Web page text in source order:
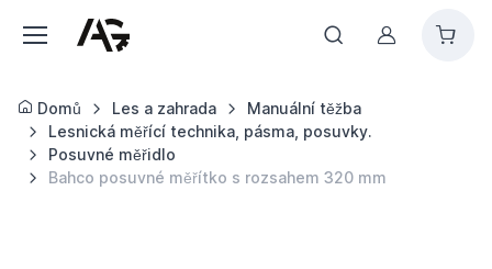
Můj účet
Domů Les a zahrada
Manuální těžba
Lesnická měřící technika, pásma, posuvky.
Posuvné měřidlo
Bahco posuvné měřítko s rozsahem 320 mm